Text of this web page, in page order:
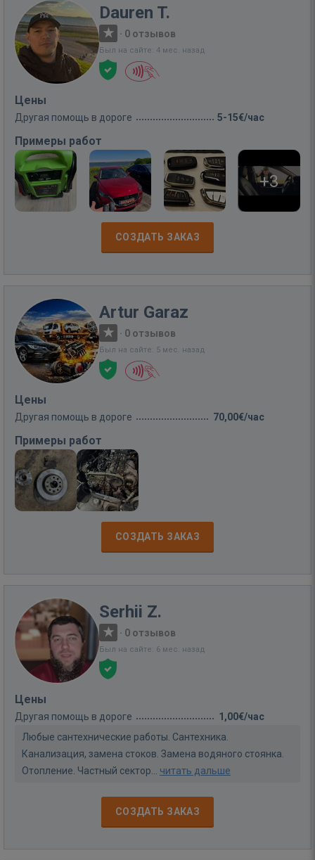
Dauren T.
· 0 отзывов
Был на сайте: 4 мес. назад
Цены
Другая помощь в дороге 5-15€/час
Примеры работ
+3
СОЗДАТЬ ЗАКАЗ
Artur Garaz
· 0 отзывов
Был на сайте: 5 мес. назад
Цены
Другая помощь в дороге 70,00€/час
Примеры работ
СОЗДАТЬ ЗАКАЗ
Serhii Z.
· 0 отзывов
Был на сайте: 6 мес. назад
Цены
Другая помощь в дороге
1,00€/час
Любые сантехнические работы. Сантехника.
Канализация, замена стоков. Замена водяного стоянка.
Отопление. Частный сектор... читать дальше
СОЗДАТЬ ЗАКАЗ